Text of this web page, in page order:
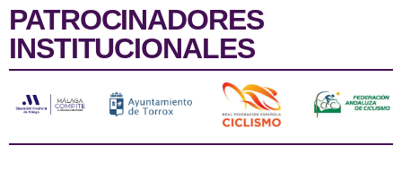
PATROCINADORES
INSTITUCIONALES